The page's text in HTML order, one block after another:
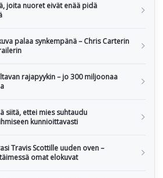
joita nuoret eivät enää pidä
palaa synkempänä – Chris Carterin
rajapyykin – jo 300 miljoonaa
siitä, ettei mies suhtaudu
kunnioittavasti
Travis Scottille uuden oven –
omat elokuvat